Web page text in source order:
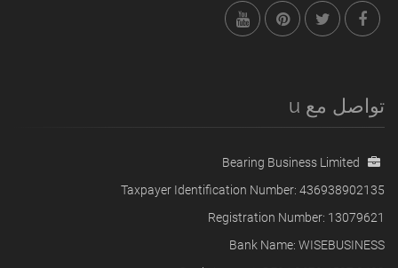
تواصل مع u
Taxpayer Identification Number: 436938902135
Registration Number: 13079621
Bank Name: WISEBUSINESS